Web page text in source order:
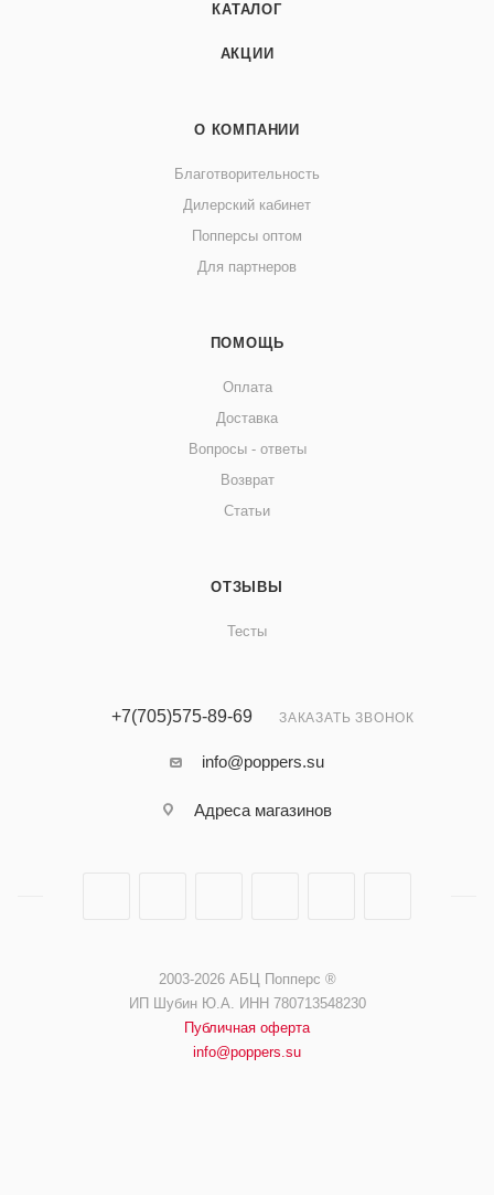
КАТАЛОГ
АКЦИИ
О КОМПАНИИ
Благотворительность
Дилерский кабинет
Попперсы оптом
Для партнеров
ПОМОЩЬ
Оплата
Доставка
Вопросы - ответы
Возврат
Статьи
ОТЗЫВЫ
Тесты
+7(705)575-89-69 ЗАКАЗАТЬ ЗВОНОК
info@poppers.su
Адреса магазинов
2003-2026 АБЦ Попперс ®️️
ИП Шубин Ю.А. ИНН 780713548230
Публичная оферта
info@poppers.su